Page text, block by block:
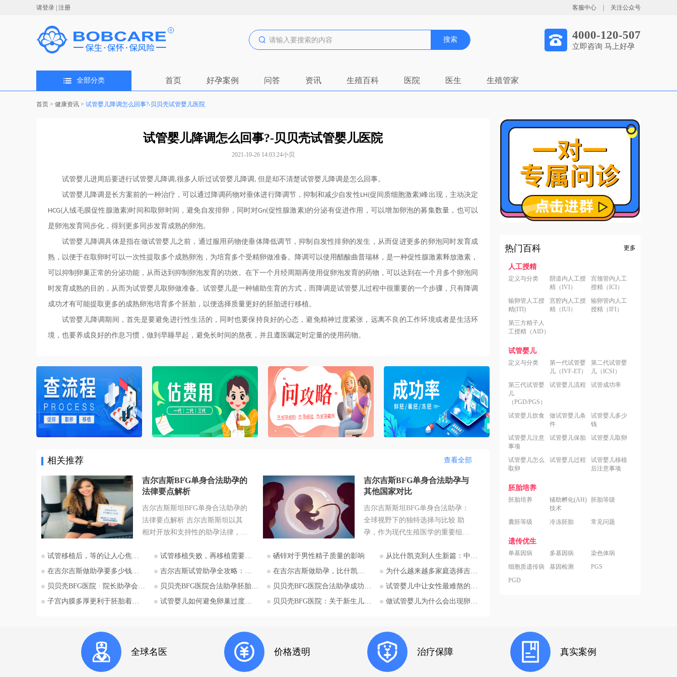
请登录 | 注册 客服中心 | 关注公众号
搜索 4000-120-507
立即咨询 马上好孕
全部分类 首页 好孕案例 问答 资讯 生殖百科 医院 医生 生殖管家
首页 > 健康资讯 > 试管婴儿降调怎么回事?-贝贝壳试管婴儿医院
试管婴儿降调怎么回事?-贝贝壳试管婴儿医院
2021-10-26 14:03:24小贝
试管婴儿进周后要进行试管婴儿降调 ,很多人听过试管婴儿降调 , 但是却不清楚试管婴儿降调是怎么回事。
试管婴儿降调是长方案前的一种治疗，可以通过降调药物对垂体进行降调节，抑制和减少自发性LH(促间质细胞激素)峰出现，主动决定
HCG(人绒毛膜促性腺激素)时间和取卵时间，避免自发排卵，同时对Gn(促性腺激素)的分泌有促进作用，可以增加卵泡的募集数量，也可以
是卵泡发育同步化，得到更多同步发育成熟的卵泡。
试管婴儿降调具体是指在做试管婴儿之前，通过服用药物使垂体降低调节，抑制自发性排卵的发生，从而促进更多的卵泡同时发育成
熟，以便于在取卵时可以一次性提取多个成熟卵泡，为培育多个受精卵做准备。降调可以使用醋酸曲普瑞林，是一种促性腺激素释放激素，
可以抑制卵巢正常的分泌功能，从而达到抑制卵泡发育的功效。在下一个月经周期再使用促卵泡发育的药物，可以达到在一个月多个卵泡同
时发育成熟的目的，从而为试管婴儿取卵做准备。试管婴儿是一种辅助生育的方式，而降调是试管婴儿过程中很重要的一个步骤，只有降调
成功才有可能提取更多的成熟卵泡培育多个胚胎，以便选择质量更好的胚胎进行移植。
试管婴儿降调期间，首先是要避免进行性生活的，同时也要保持良好的心态，避免精神过度紧张，远离不良的工作环境或者是生活环
境，也要养成良好的作息习惯，做到早睡早起，避免长时间的熬夜，并且遵医嘱定时定量的使用药物。
相关推荐 查看全部
吉尔吉斯BFG单身合法助孕的
法律要点解析
吉尔吉斯斯坦BFG单身合法助孕的
法律要点解析 吉尔吉斯斯坦以其
相对开放和支持性的助孕法律，成
地。特别是对于希望通过助孕实现
为人父母梦想的单身人士，吉尔吉
斯斯坦的法律框架值得深入探讨。
法律的核心要点，并特别关注单身
拉套大学附属BFG生殖妇产医院的
咨询信息。 核心要点一：吉尔吉
斯斯坦助孕法律概述 吉尔吉斯斯
吉尔吉斯BFG单身合法助孕与
其他国家对比
吉尔吉斯斯坦BFG单身合法助孕：
全球视野下的独特选择与比较 助
孕，作为现代生殖医学的重要组成
生育的个人和家庭带来了希望。然
而，全球各国对助孕的法律规定差
异巨大，尤其对于单身人士的需
角。在这一背景下，吉尔吉斯斯坦
独特和重要。 吉尔吉斯斯坦BFG
的独特优势：单身合法助孕 吉尔
吉斯斯坦是少数几个对助孕有明确
试管移植后，等的让人心焦的胎心和胎芽，何时会出现？ 试管移植失败，再移植需要注意哪些？ 硒锌对于男性精子质量的影响
从比什凯克到人生新篇：中国家庭赴吉尔吉斯助孕的完整路径解析
在吉尔吉斯做助孕要多少钱？2026比什凯克费用全公开，拒绝隐形消费
吉尔吉斯试管助孕全攻略：为什么越来越多的中国家庭选择比什凯克？ 在吉尔吉斯做助孕，比什凯克BFG医院全流程深度解析：从签约到抱娃
为什么越来越多家庭选择吉尔吉斯助孕？比什凯克BFG医院的四个核心答案
贝贝壳BFG医院 · 院长助孕会（济南站）
贝贝壳BFG医院合法助孕胚胎移植流程详解 贝贝壳BFG医院合法助孕成功率影响因素分析
试管婴儿中让女性最难熬的事情有哪些？
子宫内膜多厚更利于胚胎着床？
试管婴儿如何避免卵巢过度刺激综合征 贝贝壳BFG医院：关于新生儿基因检测的必要性 做试管婴儿为什么会出现卵泡发育不良？
热门百科 更多
人工授精
定义与分类
阴道内人工授
精（IVI）
宫颈管内人工
授精（ICI）
输卵管人工授
精(ITI)
宫腔内人工授
精（IUI）
输卵管内人工
授精（IFI）
第三方精子人
工授精（AID）
试管婴儿
定义与分类
第一代试管婴
儿（IVF-ET）
第二代试管婴
儿（ICSI）
第三代试管婴
儿
（PGD/PGS）
试管婴儿流程 试管成功率
试管婴儿饮食
做试管婴儿条
件
试管婴儿多少
钱
试管婴儿注意
事项
试管婴儿保胎 试管婴儿取卵
试管婴儿怎么
取卵
试管婴儿过程
试管婴儿移植
后注意事项
胚胎培养
胚胎培养
辅助孵化(AH)
技术
胚胎等级
囊胚等级 冷冻胚胎 常见问题
遗传优生
单基因病 多基因病
染色体病
细胞质遗传病
基因检测
PGS
PGD
全球名医 价格透明 治疗保障 真实案例